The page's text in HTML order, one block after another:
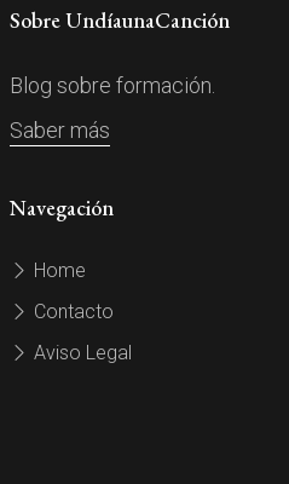
Sobre UndíaunaCanción
Blog sobre formación.
Saber más
Navegación
Home
Contacto
Aviso Legal